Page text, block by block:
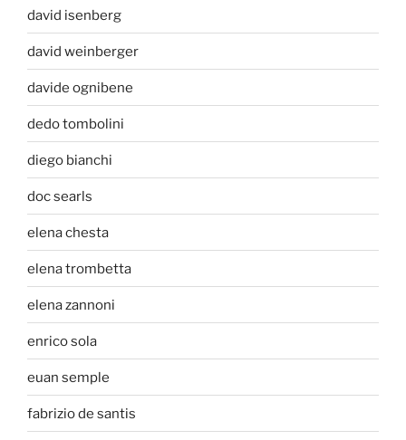
david isenberg
david weinberger
davide ognibene
dedo tombolini
diego bianchi
doc searls
elena chesta
elena trombetta
elena zannoni
enrico sola
euan semple
fabrizio de santis